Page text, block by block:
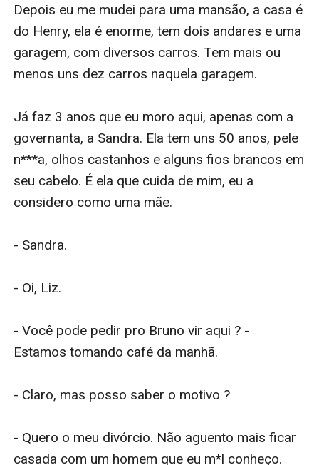
Depois eu me mudei para uma mansão, a casa é
do Henry, ela é enorme, tem dois andares e uma
garagem, com diversos carros. Tem mais ou
menos uns dez carros naquela garagem.
Já faz 3 anos que eu moro aqui, apenas com a
governanta, a Sandra. Ela tem uns 50 anos, pele
n***a, olhos castanhos e alguns fios brancos em
seu cabelo. É ela que cuida de mim, eu a
considero como uma mãe.
- Sandra.
- Oi, Liz.
- Você pode pedir pro Bruno vir aqui ? -
Estamos tomando café da manhã.
- Claro, mas posso saber o motivo ?
- Quero o meu divórcio. Não aguento mais ficar
casada com um homem que eu m*l conheço.